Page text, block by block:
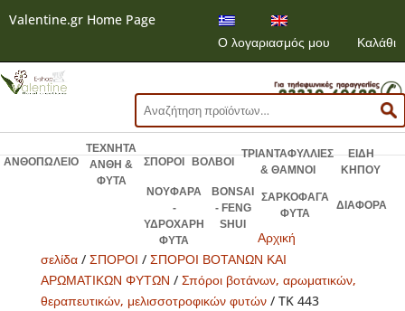
Valentine.gr Home Page
Ο λογαριασμός μου
Καλάθι
Αναζήτηση
για:
ΑΝΘΟΠΩΛΕΙΟ
ΤΕΧΝΗΤΑ
ΑΝΘΗ &
ΦΥΤΑ
ΣΠΟΡΟΙ ΒΟΛΒΟΙ
ΤΡΙΑΝΤΑΦΥΛΛΙΕΣ
& ΘΑΜΝΟΙ
ΕΙΔΗ
ΚΗΠΟΥ
ΝΟΥΦΑΡΑ
-
ΥΔΡΟΧΑΡΗ
ΦΥΤΑ
BONSAI
- FENG
SHUI
ΣΑΡΚΟΦΑΓΑ
ΦΥΤΑ
ΔΙΑΦΟΡΑ
Αρχική
σελίδα/ ΣΠΟΡΟΙ / ΣΠΟΡΟΙ ΒΟΤΑΝΩΝ ΚΑΙ
ΑΡΩΜΑΤΙΚΩΝ ΦΥΤΩΝ / Σπόροι βοτάνων, αρωματικών,
θεραπευτικών, μελισσοτροφικών φυτών/ TK 443